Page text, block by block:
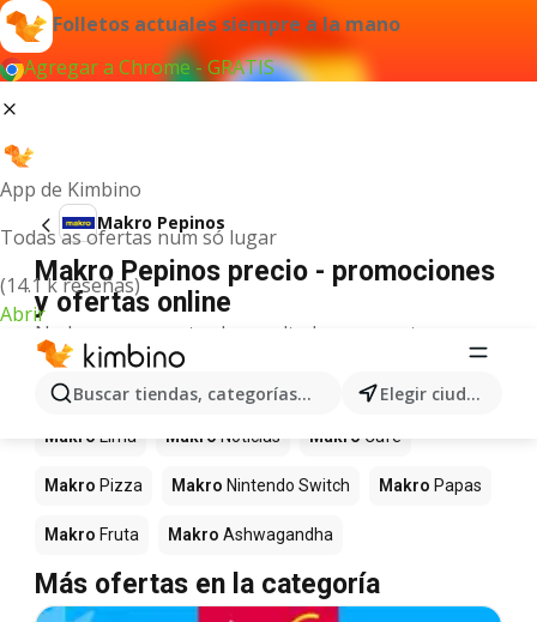
Folletos actuales siempre a la mano
Agregar a Chrome - GRATIS
App de Kimbino
Todas as ofertas num só lugar
(14.1 k reseñas)
Abrir
Buscar tiendas, categorías, productos... Elegir ciudad
Makro Pepinos
Makro Pepinos precio - promociones
y ofertas online
No hemos encontrado resultados para este
término.
Más productos en tiendas Makro
Makro Lima Makro Noticias Makro Café
Makro Pizza Makro Nintendo Switch Makro Papas
Makro Fruta Makro Ashwagandha
Más ofertas en la categoría